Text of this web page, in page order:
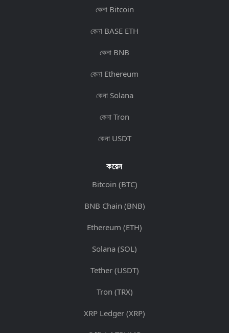
কেনা Bitcoin
কেনা BASE ETH
কেনা BNB
কেনা Ethereum
কেনা Solana
কেনা Tron
কেনা USDT
কয়েন
Bitcoin (BTC)
BNB Chain (BNB)
Ethereum (ETH)
Solana (SOL)
Tether (USDT)
Tron (TRX)
XRP Ledger (XRP)